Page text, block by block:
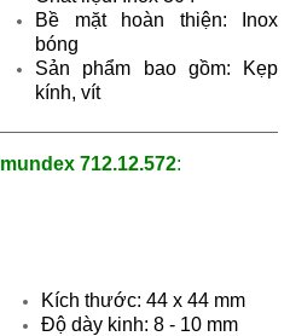
Bề mặt hoàn thiện: Inox
bóng
Sản phẩm bao gồm: Kẹp
kính, vít
Imundex 712.12.572:
Kích thước: 44 x 44 mm
Độ dày kinh: 8 - 10 mm